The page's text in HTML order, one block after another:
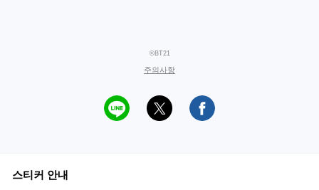
©BT21
주의사항
스티커 안내